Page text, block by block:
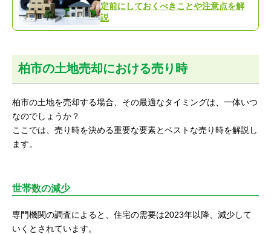
定前にしておくべきことや注意点を解
説
柏市の土地売却における売り時
柏市の土地を売却する場合、その最適なタイミングは、一体いつ
なのでしょうか？
ここでは、売り時を決める重要な要素とベストな売り時を解説し
ます。
世帯数の減少
専門機関の調査によると、住宅の需要は2023年以降、減少して
いくとされています。